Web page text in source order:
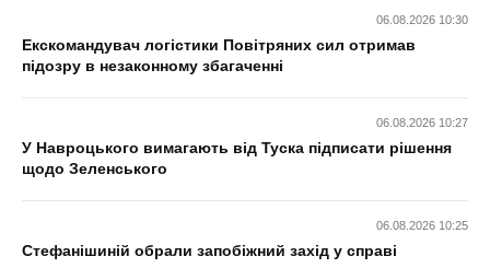
06.08.2026 10:30
Екскомандувач логістики Повітряних сил отримав
підозру в незаконному збагаченні
06.08.2026 10:27
У Навроцького вимагають від Туска підписати рішення
щодо Зеленського
06.08.2026 10:25
Стефанішиній обрали запобіжний захід у справі